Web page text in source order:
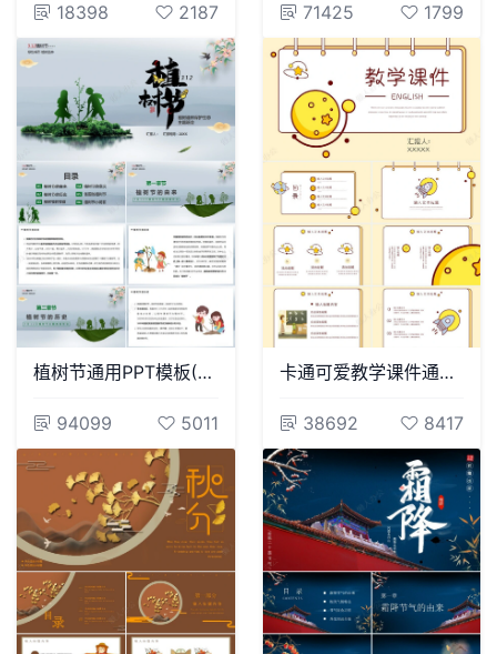
18398 2187 71425 1799
植树节通用PPT模板(39)
94099 5011
卡通可爱教学课件通用PPT模板
38692 8417